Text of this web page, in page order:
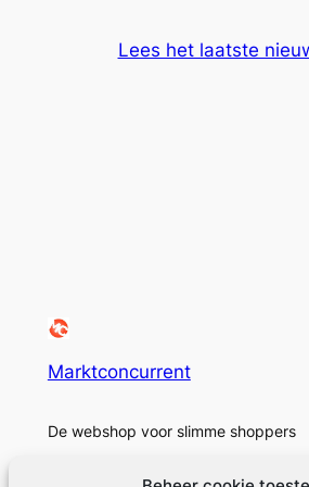
Lees het laatste
Marktconcurrent
De webshop voor slimme shoppers